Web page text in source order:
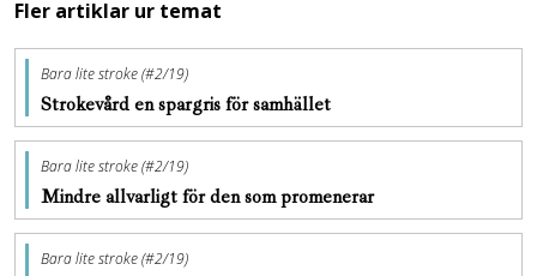
Fler artiklar ur temat
Bara lite stroke (#2/19)
Strokevård en spargris för samhället
Bara lite stroke (#2/19)
Mindre allvarligt för den som promenerar
Bara lite stroke (#2/19)